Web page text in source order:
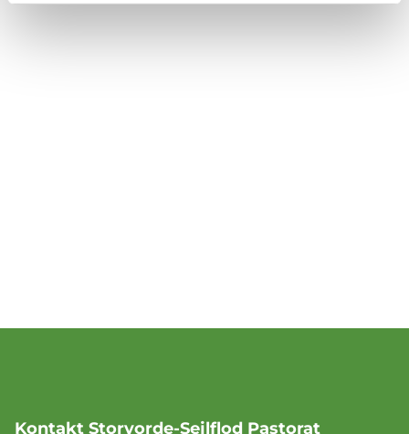
Kontakt Storvorde-Sejlflod Pastorat